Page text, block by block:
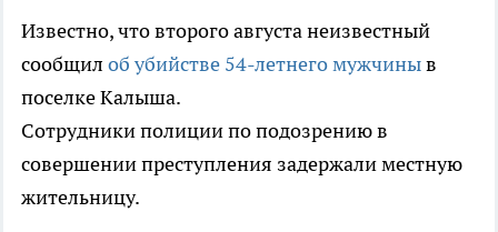
Известно, что второго августа неизвестный
сообщил об убийстве 54-летнего мужчиныв
поселке Калыша.
Сотрудники полиции по подозрению в
совершении преступления задержали местную
жительницу.